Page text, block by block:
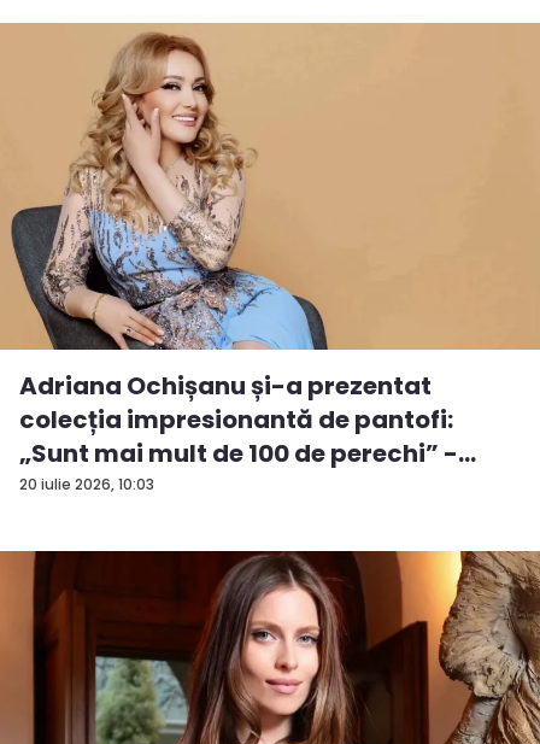
20 iulie 2026, 10:03
Adriana Ochișanu și-a prezentat
colecția impresionantă de pantofi:
„Sunt mai mult de 100 de perechi” -
VID...